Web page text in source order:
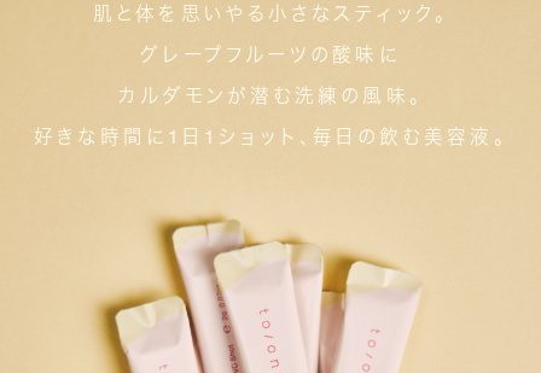
肌と体を思いやる小さなスティック。
グレープフルーツの酸味に
カルダモンが潜む洗練の風味。
好きな時間に1日1ショット、毎日の飲む美容液。